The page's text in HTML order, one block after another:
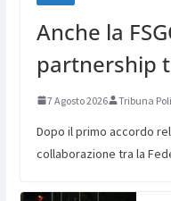
Anche la
partnership
7 Agosto 2026 Tribuna
Dopo il primo accordo
collaborazione tra la